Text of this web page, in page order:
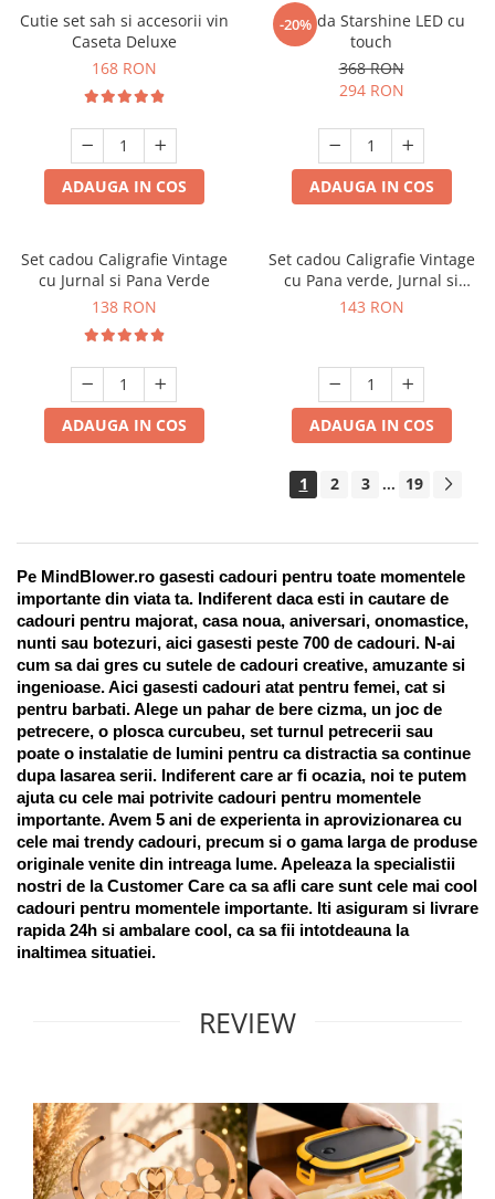
Cutie set sah si accesorii vin
Caseta Deluxe
168 RON
ADAUGA IN COS
-20%
Oglinda Starshine LED cu
touch
368 RON
294 RON
ADAUGA IN COS
Set cadou Caligrafie Vintage
cu Jurnal si Pana Verde
138 RON
ADAUGA IN COS
Set cadou Caligrafie Vintage
cu Pana verde, Jurnal si
Suport pentru stilou, 9 piese
143 RON
ADAUGA IN COS
1 2 3 ... 19
Pe MindBlower.ro gasesti cadouri pentru toate momentele
importante din viata ta. Indiferent daca esti in cautare de
cadouri pentru majorat, casa noua, aniversari, onomastice,
nunti sau botezuri, aici gasesti peste 700 de cadouri. N-ai
cum sa dai gres cu sutele de cadouri creative, amuzante si
ingenioase. Aici gasesti cadouri atat pentru femei, cat si
pentru barbati. Alege un pahar de bere cizma, un joc de
petrecere, o plosca curcubeu, set turnul petrecerii sau
poate o instalatie de lumini pentru ca distractia sa continue
dupa lasarea serii. Indiferent care ar fi ocazia, noi te putem
ajuta cu cele mai potrivite cadouri pentru momentele
importante. Avem 5 ani de experienta in aprovizionarea cu
cele mai trendy cadouri, precum si o gama larga de produse
originale venite din intreaga lume. Apeleaza la specialistii
nostri de la Customer Care ca sa afli care sunt cele mai cool
cadouri pentru momentele importante. Iti asiguram si livrare
rapida 24h si ambalare cool, ca sa fii intotdeauna la
inaltimea situatiei.
REVIEW